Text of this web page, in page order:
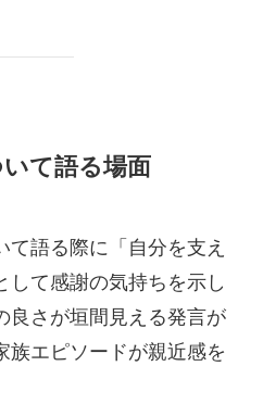
て語る場面
語る際に「自分を支え
して感謝の気持ちを示し
良さが垣間見える発言が
族エピソードが親近感を